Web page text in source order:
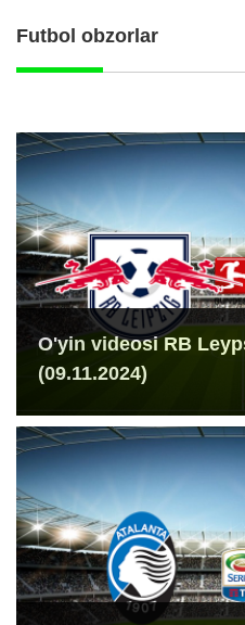
Futbol obzorlar
O'yin videosi RB
(09.11.2024)